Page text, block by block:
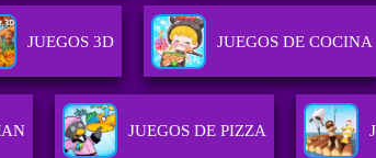
JUEGOS 3D JUEGOS DE COCINA
JUEGOS DE PIZZA